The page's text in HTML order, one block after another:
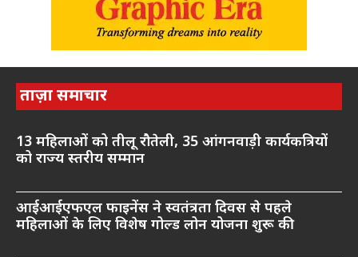
ताज़ा समाचार
13 महिलाओं को तीलू रौतेली, 35 आंगनवाड़ी कार्यकत्रियों
को राज्य स्तरीय सम्मान
आईआईएफएल फाइनेंस ने स्वतंत्रता दिवस से पहले
महिलाओं के लिए विशेष गोल्ड लोन योजना शुरू की